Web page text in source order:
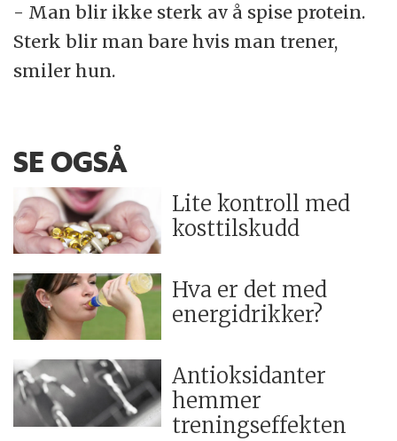
- Man blir ikke sterk av å spise protein.
Sterk blir man bare hvis man trener,
smiler hun.
SE OGSÅ
Lite kontroll med
kosttilskudd
Hva er det med
energidrikker?
Antioksidanter
hemmer
treningseffekten